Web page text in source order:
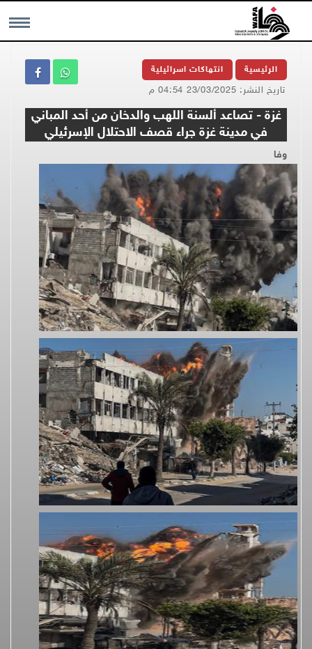
MENU الرئيسية انتهاكات اسرائيلية
تاريخ النشر: 23/03/2025 04:54 م
غزة - تصاعد ألسنة اللهب والدخان من أحد المباني
في مدينة غزة جراء قصف الاحتلال الإسرئيلي
وفا